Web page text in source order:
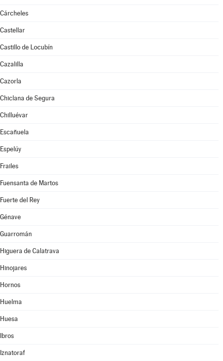
Cárcheles
Castellar
Castillo de Locubín
Cazalilla
Cazorla
Chiclana de Segura
Chilluévar
Escañuela
Espelúy
Frailes
Fuensanta de Martos
Fuerte del Rey
Génave
Guarromán
Higuera de Calatrava
Hinojares
Hornos
Huelma
Huesa
Ibros
Iznatoraf